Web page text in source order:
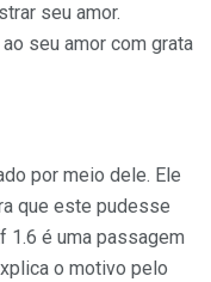
seu amor.
seu amor com grata
por meio dele. Ele
que este pudesse
1.6 é uma passagem
o motivo pelo